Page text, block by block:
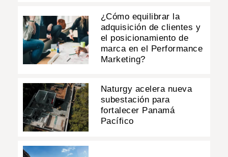
¿Cómo equilibrar la
adquisición de clientes y
el posicionamiento de
marca en el Performance
Marketing?
Naturgy acelera nueva
subestación para
fortalecer Panamá
Pacífico